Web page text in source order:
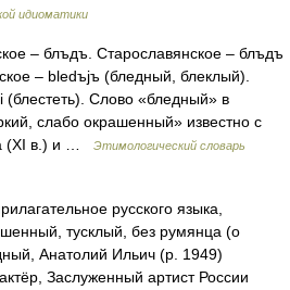
идиоматики
– блъдъ. Старославянское – блъдъ
– bledъjъ (бледный, блеклый).
(блестеть). Слово «бледный» в
слабо окрашенный» известно с
(XI в.) и …
Этимологический словарь
русского языка,
тусклый, без румянца (о
Анатолий Ильич (р. 1949)
Заслуженный артист России